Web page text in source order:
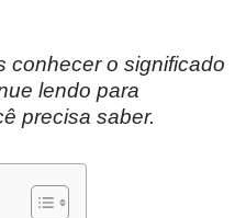
conhecer o significado
lendo para
precisa saber.